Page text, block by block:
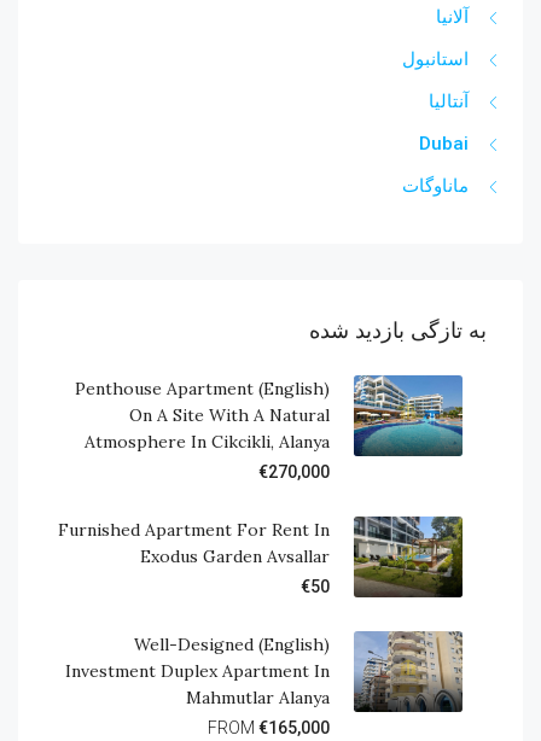
آلانیا
استانبول
آنتالیا
Dubai
ماناوگات
به تازگی بازدید شده
(English) Penthouse Apartment
On A Site With A Natural
Atmosphere In Cikcikli, Alanya
€270,000
Furnished Apartment For Rent In
Exodus Garden Avsallar
€50
(English) Well-Designed
Investment Duplex Apartment In
Mahmutlar Alanya
FROM €165,000